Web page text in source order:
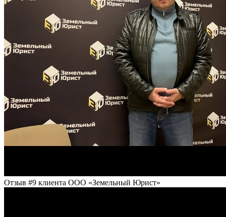
Отзыв #9 клиента ООО «Земельный Юрист»